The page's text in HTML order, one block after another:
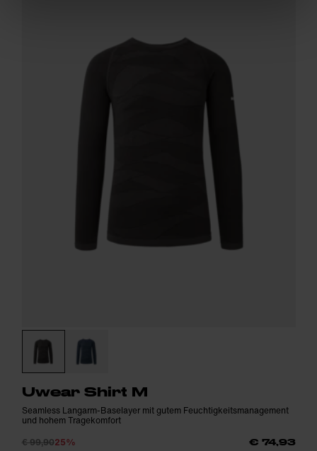
Uwear Shirt M
Seamless Langarm-Baselayer mit gutem Feuchtigkeitsmanagement
und hohem Tragekomfort
€ 99,9025% € 74,93